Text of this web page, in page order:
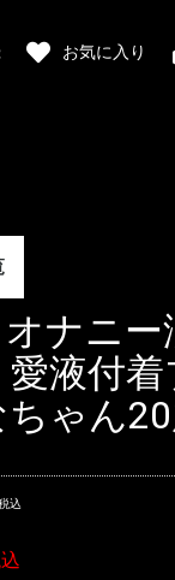
お気に入り
ナニー
液付
ゃん
込